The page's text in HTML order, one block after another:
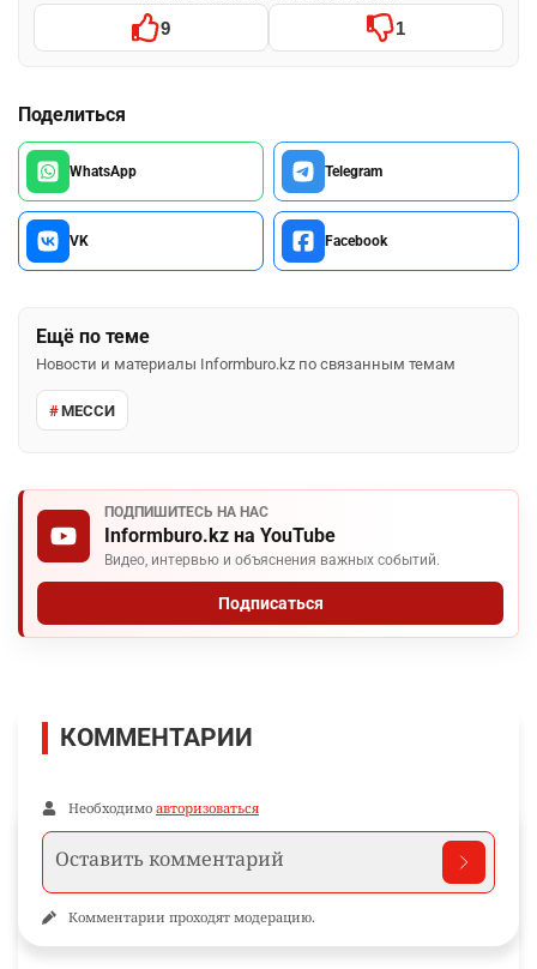
9 1
Поделиться
WhatsApp Telegram
VK Facebook
Ещё по теме
Новости и материалы Informburo.kz по связанным темам
МЕССИ
ПОДПИШИТЕСЬ НА НАС
Informburo.kz на YouTube
Видео, интервью и объяснения важных событий.
Подписаться
КОММЕНТАРИИ
Необходимо авторизоваться
Комментарии проходят модерацию.